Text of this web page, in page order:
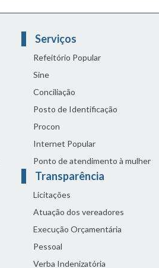
Serviços
Refeitório Popular
Sine
Conciliação
Posto de Identificação
Procon
Internet Popular
Ponto de atendimento à mulher
Transparência
Licitações
Atuação dos vereadores
Execução Orçamentária
Pessoal
Verba Indenizatória